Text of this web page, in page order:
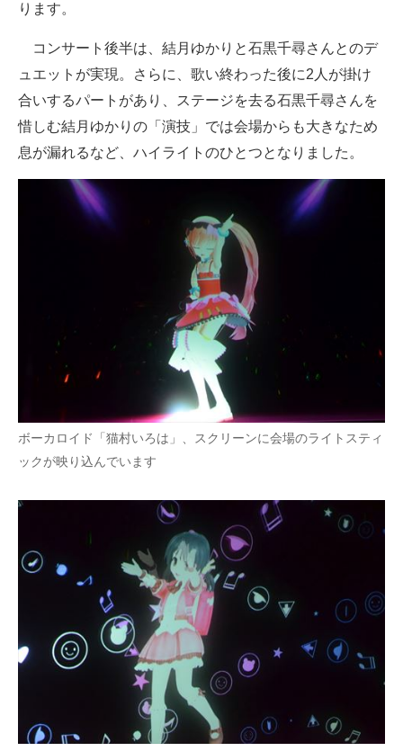
ります。
コンサート後半は、結月ゆかりと石黒千尋さんとのデ
ュエットが実現。さらに、歌い終わった後に2人が掛け
合いするパートがあり、ステージを去る石黒千尋さんを
惜しむ結月ゆかりの「演技」では会場からも大きなため
息が漏れるなど、ハイライトのひとつとなりました。
ボーカロイド「猫村いろは」、スクリーンに会場のライトスティ
ックが映り込んでいます